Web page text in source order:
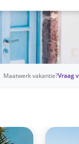
Maatwerk vakantie?Vraag